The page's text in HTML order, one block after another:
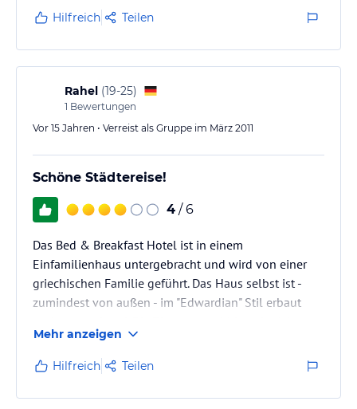
in einer ruhigen Seitenstraße im beschaulichen Teil
des Stadtbezirks Islington. Offenbar wurde
dieses ehemalige zweietagige Wohnhaus einst zu
einer Herberge umgebaut. Zur U-Bahnstation Tufnell
Park läuft man…
Hilfreich Teilen
Rahel (19-25)
1 Bewertungen
Vor 15 Jahren • Verreist als Gruppe im März 2011
Schöne Städtereise!
4 / 6
Das Bed & Breakfast Hotel ist in einem
Einfamilienhaus untergebracht und wird von einer
griechischen Familie geführt. Das Haus selbst ist -
zumindest von außen - im "Edwardian" Stil erbaut
bekannt, dennoch war der Frühstücksraum in der früh
immer voll besetzt mit Gästen. Der Garten ist für die
Gäste nicht zugänglich.
Mehr anzeigen
Hilfreich Teilen